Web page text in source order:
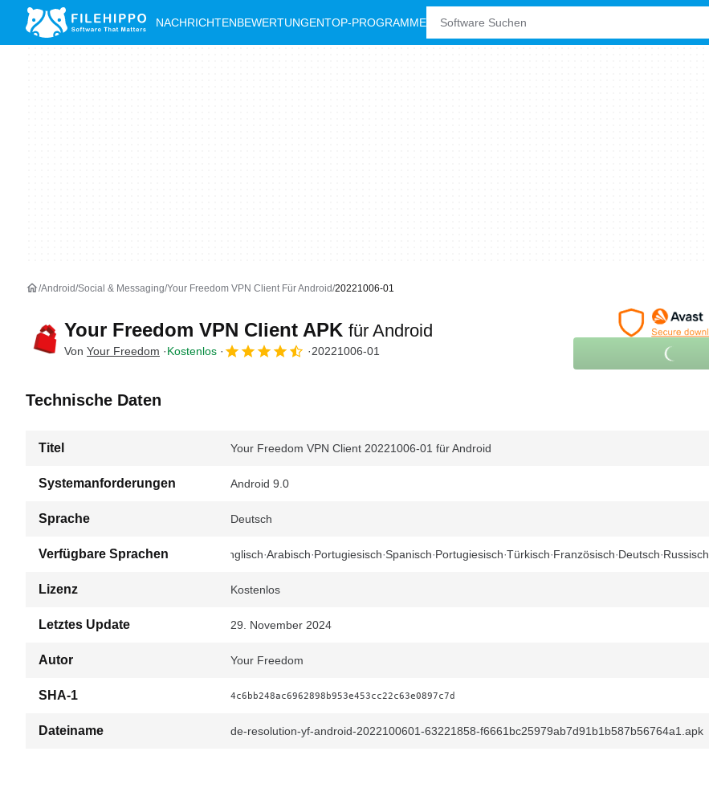
NACHRICHTENBEWERTUNGENTOP-PROGRAMME
Android Social & Messaging Your Freedom VPN Client Für Android 20221006-01
Your Freedom VPN Client APK für Android
Von Your Freedom Kostenlos 20221006-01
Technische Daten
Titel Your Freedom VPN Client 20221006-01 für Android
Systemanforderungen Android 9.0
Sprache Deutsch
Verfügbare Sprachen Englisch Arabisch Portugiesisch Spanisch Portugiesisch Türkisch Französisch Deutsch Russisch
Lizenz Kostenlos
Letztes Update 29. November 2024
Autor Your Freedom
SHA-1 4c6bb248ac6962898b953e453cc22c63e0897c7d
Dateiname de-resolution-yf-android-2022100601-63221858-f6661bc25979ab7d91b1b587b56764a1.apk